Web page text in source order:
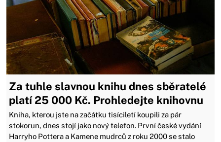
Za tuhle slavnou knihu dnes sběratelé
platí 25 000 Kč. Prohledejte knihovnu
Kniha, kterou jste na začátku tisíciletí koupili za pár
stokorun, dnes stojí jako nový telefon. První české vydání
Harryho Pottera a Kamene mudrců z roku 2000 se stalo